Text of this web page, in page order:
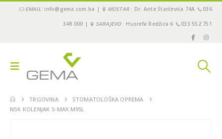
EMAIL: info@gema.com.ba | MOSTAR : Dr. Ante Starčevića 74A 036
348 000 | SARAJEVO: Husrefa Redžića 6 033 552 751
TRGOVINA
STOMATOLOŠKA OPREMA
NSK KOLENJAK S-MAX M95L